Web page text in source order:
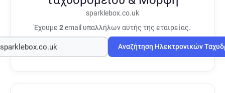
sparklebox.co.uk
Έχουμε 2email υπαλλήλων αυτής της εταιρείας.
Αναζήτηση Ηλεκτρονικών